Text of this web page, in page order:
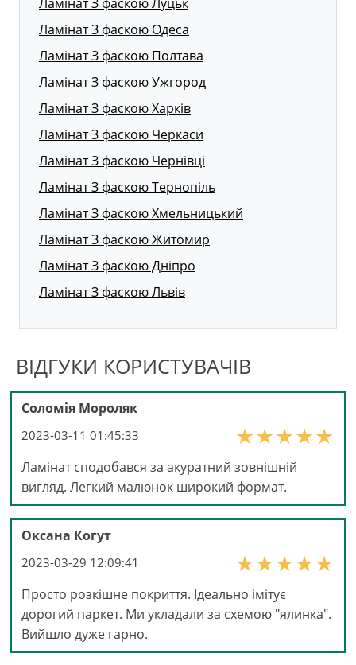
Ламінат З фаскою Одеса
Ламінат З фаскою Полтава
Ламінат З фаскою Ужгород
Ламінат З фаскою Харків
Ламінат З фаскою Черкаси
Ламінат З фаскою Чернівці
Ламінат З фаскою Тернопіль
Ламінат З фаскою Хмельницький
Ламінат З фаскою Житомир
Ламінат З фаскою Дніпро
Ламінат З фаскою Львів
ВІДГУКИ КОРИСТУВАЧІВ
Соломія Мороляк
2023-03-11 01:45:33
Ламінат сподобався за акуратний зовнішній
вигляд. Легкий малюнок широкий формат.
Оксана Когут
2023-03-29 12:09:41
Просто розкішне покриття. Ідеально імітує
дорогий паркет. Ми укладали за схемою "ялинка".
Вийшло дуже гарно.